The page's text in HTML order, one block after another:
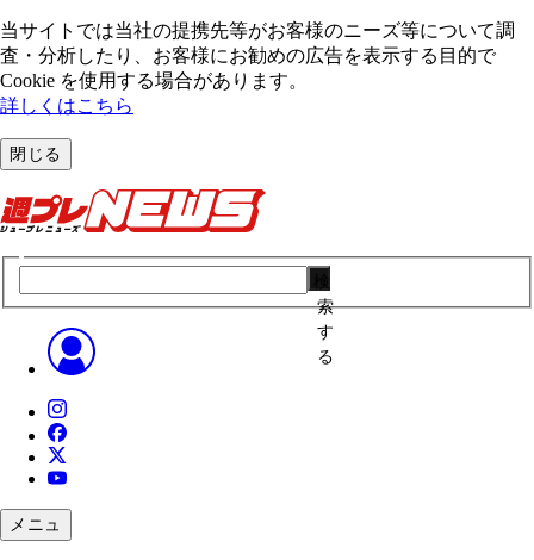
当サイトでは当社の提携先等がお客様のニーズ等について調
査・分析したり、お客様にお勧めの広告を表⽰する⽬的で
Cookie を使⽤する場合があります。
詳しくはこちら
閉じる
索
す
る
メニュ